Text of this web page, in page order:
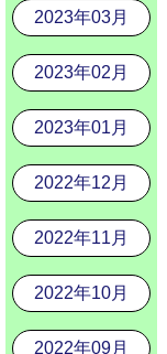
2023年03月
2023年02月
2023年01月
2022年12月
2022年11月
2022年10月
2022年09月